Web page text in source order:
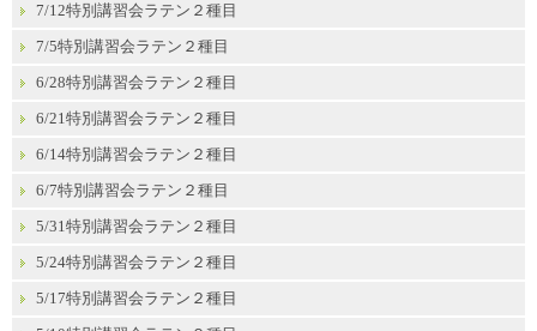
7/12特別講習会ラテン２種目
7/5特別講習会ラテン２種目
6/28特別講習会ラテン２種目
6/21特別講習会ラテン２種目
6/14特別講習会ラテン２種目
6/7特別講習会ラテン２種目
5/31特別講習会ラテン２種目
5/24特別講習会ラテン２種目
5/17特別講習会ラテン２種目